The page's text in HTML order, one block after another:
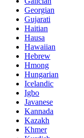
Georgian
Gujarati
Haitian
Hausa
Hawaiian
Hebrew
Hmong
Hungarian
Icelandic
Igbo
Javanese
Kannada
Kazakh
Khmer